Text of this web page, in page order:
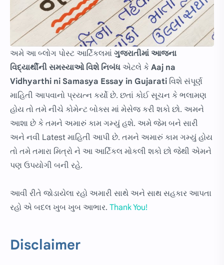
અમે આ બ્લોગ પોસ્ટ આર્ટિકલમાં ગુજરાતીમાં આજના
વિદ્યાર્થીની સમસ્યાઓ વિશે નિબંધ એટલે કે Aaj na
Vidhyarthi ni Samasya Essay in Gujarati વિશે સંપૂર્ણ
માહિતી આપવાનો પ્રયત્ન કર્યો છે. છતાં કોઈ સૂચન કે ભલામણ
હોય તો તમે નીચે કોમેન્ટ બોક્સ માં મેસેજ કરી શકો છો. અમને
આશા છે કે તમને અમારું કામ ગમ્યું હશે. અમે જેમ બને સારી
અને નવી Latest માહિતી આપી છે. તમને અમારું કામ ગમ્યું હોય
તો તમે તમારા મિત્રો ને આ આર્ટિકલ મોકલી શકો છો જેથી એમને
પણ ઉપયોગી બની રહે.
આવી રીતે જોડાયેલા રહો અમારી સાથે અને સાથ સહકાર આપતા
રહો એ બદલ ખુબ ખુબ આભાર. Thank You!
Disclaimer